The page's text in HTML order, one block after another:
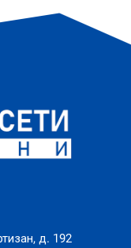
д. 192